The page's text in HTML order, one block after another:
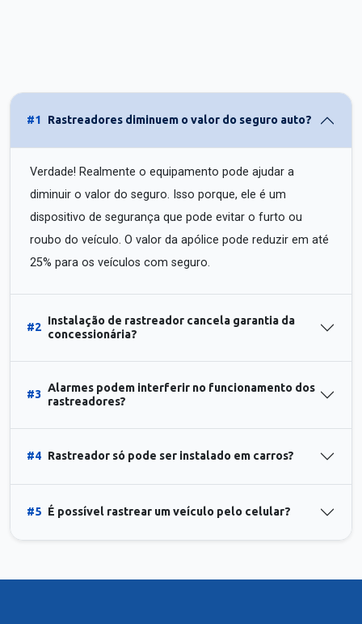
#1 Rastreadores diminuem o valor do seguro auto?
Verdade! Realmente o equipamento pode ajudar a
diminuir o valor do seguro. Isso porque, ele é um
dispositivo de segurança que pode evitar o furto ou
roubo do veículo. O valor da apólice pode reduzir em até
25% para os veículos com seguro.
#2
Instalação de rastreador cancela garantia da
concessionária?
#3
Alarmes podem interferir no funcionamento dos
rastreadores?
#4 Rastreador só pode ser instalado em carros?
#5 É possível rastrear um veículo pelo celular?